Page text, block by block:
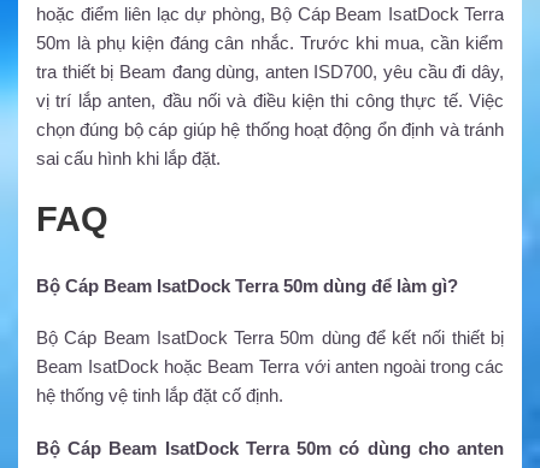
hoặc điểm liên lạc dự phòng, Bộ Cáp Beam IsatDock Terra
50m là phụ kiện đáng cân nhắc. Trước khi mua, cần kiểm
tra thiết bị Beam đang dùng, anten ISD700, yêu cầu đi dây,
vị trí lắp anten, đầu nối và điều kiện thi công thực tế. Việc
chọn đúng bộ cáp giúp hệ thống hoạt động ổn định và tránh
sai cấu hình khi lắp đặt.
FAQ
Bộ Cáp Beam IsatDock Terra 50m dùng để làm gì?
Bộ Cáp Beam IsatDock Terra 50m dùng để kết nối thiết bị
Beam IsatDock hoặc Beam Terra với anten ngoài trong các
hệ thống vệ tinh lắp đặt cố định.
Bộ Cáp Beam IsatDock Terra 50m có dùng cho anten